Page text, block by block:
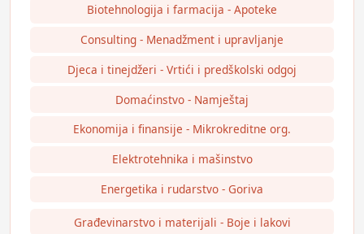
Biotehnologija i farmacija - Apoteke
Consulting - Menadžment i upravljanje
Djeca i tinejdžeri - Vrtići i predškolski odgoj
Domaćinstvo - Namještaj
Ekonomija i finansije - Mikrokreditne org.
Elektrotehnika i mašinstvo
Energetika i rudarstvo - Goriva
Građevinarstvo i materijali - Boje i lakovi